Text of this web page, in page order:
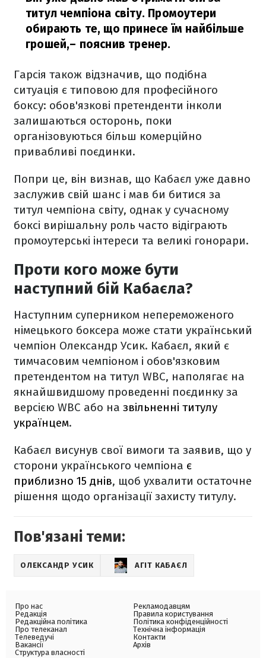
титул чемпіона світу. Промоутери
обирають те, що принесе їм найбільше
грошей,– пояснив тренер.
Гарсія також відзначив, що подібна
ситуація є типовою для професійного
боксу: обов'язкові претенденти інколи
залишаються осторонь, поки
організовуються більш комерційно
привабливі поєдинки.
Попри це, він визнав, що Кабаєл уже давно
заслужив свій шанс і мав би битися за
титул чемпіона світу, однак у сучасному
боксі вирішальну роль часто відіграють
промоутерські інтереси та великі гонорари.
Проти кого може бути
наступний бій Кабаєла?
Наступним суперником непереможеного
німецького боксера може стати український
чемпіон Олександр Усик. Кабаєл, який є
тимчасовим чемпіоном і обов'язковим
претендентом на титул WBC, наполягає на
якнайшвидшому проведенні поєдинку за
версією WBC або на звільненні титулу
українцем.
Кабаєл висунув свої вимоги та заявив, що у
сторони українського чемпіона є
приблизно 15 днів, щоб ухвалити остаточне
рішення щодо організації захисту титулу.
Пов'язані теми:
ОЛЕКСАНДР УСИК АГІТ КАБАЄЛ
Про нас
Редакція
Редакційна політика
Про телеканал
Телеведучі
Вакансії
Структура власності
Рекламодавцям
Правила користування
Політика конфіденційності
Технічна інформація
Контакти
Архів